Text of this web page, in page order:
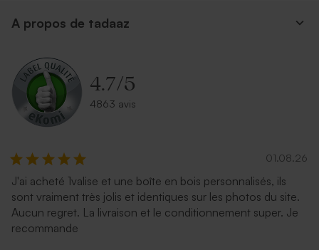
Enveloppe naissance carrée
Enveloppe naissance
eucalyptus
Enveloppe carrée noire
A propos de tadaaz
4.7/5
4863 avis
01.08.26
J'ai acheté 1valise et une boîte en bois personnalisés, ils
sont vraiment très jolis et identiques sur les photos du site.
Aucun regret. La livraison et le conditionnement super. Je
recommande